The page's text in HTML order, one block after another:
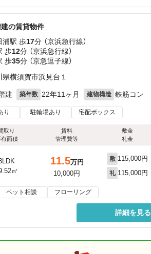
の賃貸物件
浦駅 歩17分 （京浜急行線）
歩12分 （京浜急行線）
歩35分 （京急逗子線）
県横須賀市浜見台１
建 築年数 22年11ヶ月 建物構造 鉄筋コン
り 駐輪場あり 宅配ボックス
取り
有面積
賃料
管理費等
敷金
礼金
㎡
11.5万円
10,000円
敷 115,000円
礼 115,000円
ペット相談 フローリング
詳細を見る